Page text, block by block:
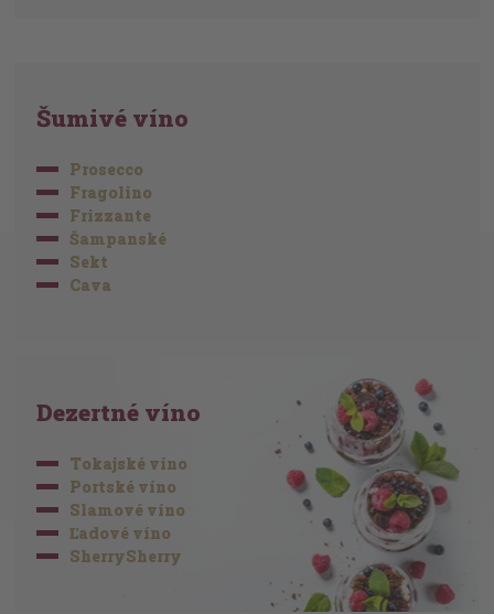
Šumivé víno
Prosecco
Fragolino
Frizzante
Šampanské
Sekt
Cava
Dezertné víno
Tokajské víno
Portské víno
Slamové víno
Ľadové víno
SherrySherry